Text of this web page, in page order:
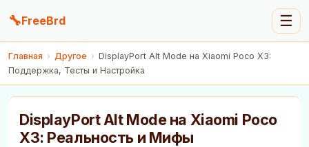
🔧FreeBrd ☰
Главная › Другое › DisplayPort Alt Mode на Xiaomi Poco X3:
Поддержка, Тесты и Настройка
DisplayPort Alt Mode на Xiaomi Poco
X3: Реальность и Мифы